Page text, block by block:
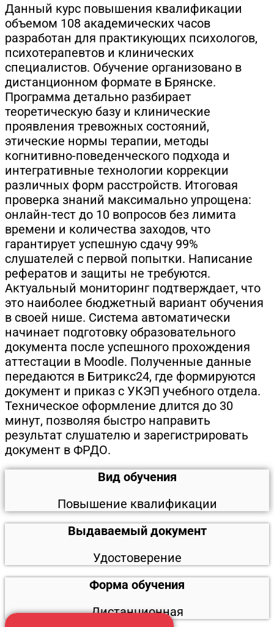
Данный курс повышения квалификации
объемом 108 академических часов
разработан для практикующих психологов,
психотерапевтов и клинических
специалистов. Обучение организовано в
дистанционном формате в Брянске.
Программа детально разбирает
теоретическую базу и клинические
проявления тревожных состояний,
этические нормы терапии, методы
когнитивно-поведенческого подхода и
интегративные технологии коррекции
различных форм расстройств. Итоговая
проверка знаний максимально упрощена:
онлайн-тест до 10 вопросов без лимита
времени и количества заходов, что
гарантирует успешную сдачу 99%
слушателей с первой попытки. Написание
рефератов и защиты не требуются.
Актуальный мониторинг подтверждает, что
это наиболее бюджетный вариант обучения
в своей нише. Система автоматически
начинает подготовку образовательного
документа после успешного прохождения
аттестации в Moodle. Полученные данные
передаются в Битрикс24, где формируются
документ и приказ с УКЭП учебного отдела.
Техническое оформление длится до 30
минут, позволяя быстро направить
результат слушателю и зарегистрировать
документ в ФРДО.
Вид обучения
Повышение квалификации
Выдаваемый документ
Удостоверение
Форма обучения
Дистанционная